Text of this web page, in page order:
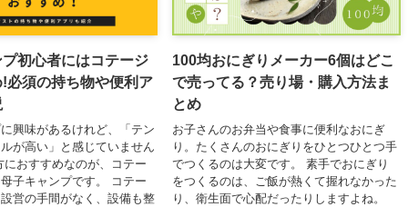
初心者にはコテージ
必須の持ち物や便利ア
興味があるけれど、「テン
が高い」と感じていません
におすすめなのが、コテー
子キャンプです。 コテー
営の手間がなく、設備も整
100均おにぎりメーカー6個はどこ
で売ってる？売り場・購入方法ま
とめ
お子さんのお弁当や食事に便利なおにぎ
り。たくさんのおにぎりをひとつひとつ手
でつくるのは大変です。 素手でおにぎり
をつくるのは、ご飯が熱くて握れなかった
り、衛生面で心配だったりしますよね。